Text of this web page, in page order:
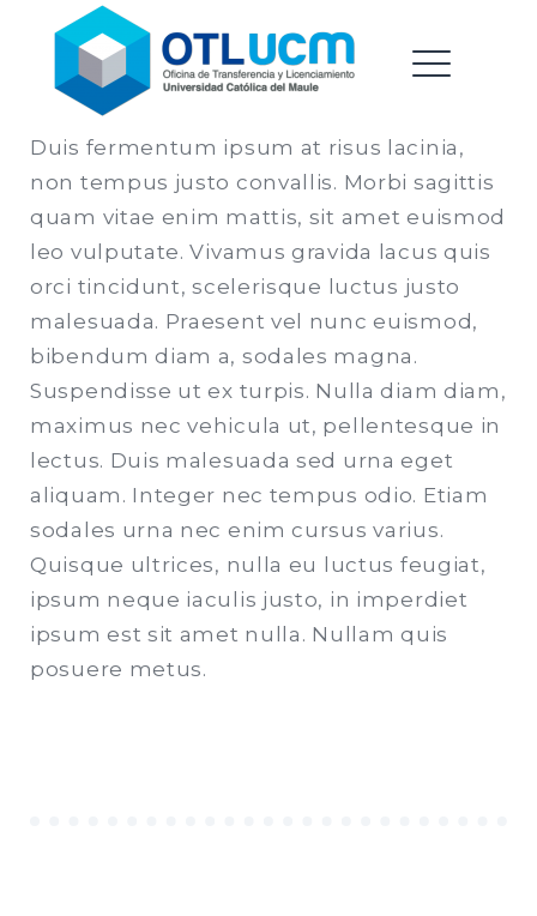
contenido
Oficina de Transferencia &
Licenciamiento |
Universidad Catolica del
Maule
EXPAND
Duis fermentum ipsum at risus lacinia,
non tempus justo convallis. Morbi sagittis
quam vitae enim mattis, sit amet euismod
leo vulputate. Vivamus gravida lacus quis
orci tincidunt, scelerisque luctus justo
malesuada. Praesent vel nunc euismod,
bibendum diam a, sodales magna.
Suspendisse ut ex turpis. Nulla diam diam,
maximus nec vehicula ut, pellentesque in
lectus. Duis malesuada sed urna eget
aliquam. Integer nec tempus odio. Etiam
sodales urna nec enim cursus varius.
Quisque ultrices, nulla eu luctus feugiat,
ipsum neque iaculis justo, in imperdiet
ipsum est sit amet nulla. Nullam quis
posuere metus.